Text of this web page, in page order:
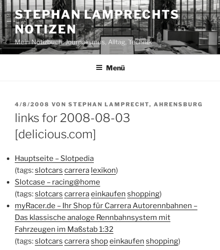
Zum
Inhalt
springen
STEPHAN LAMPRECHTS
NOTIZEN
Mein Notizbuch: Journalismus, Alltag, Technik
Menü
VERÖFFENTLICHT
AM
4/8/2008 VON STEPHAN LAMPRECHT, AHRENSBURG
links for 2008-08-03
[delicious.com]
Hauptseite – Slotpedia
(tags:slotcars carrera lexikon)
Slotcase – racing@home
(tags:slotcars carreraeinkaufen shopping)
myRacer.de – Ihr Shop für Carrera Autorennbahnen –
Das klassische analoge Rennbahnsystem mit
Fahrzeugen im Maßstab 1:32
(tags:slotcars carrerashopeinkaufen shopping)